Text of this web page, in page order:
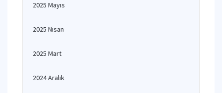
2025 Mayıs
2025 Nisan
2025 Mart
2024 Aralık